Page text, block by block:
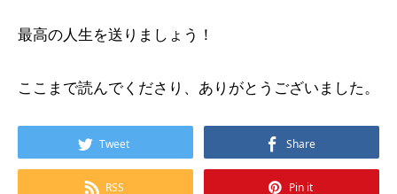
最高の人生を送りましょう！
ここまで読んでくださり、ありがとうございました。
Tweet Share
RSS Pin it